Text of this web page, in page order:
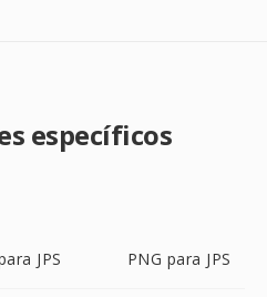
específicos
JPS PNG para JPS